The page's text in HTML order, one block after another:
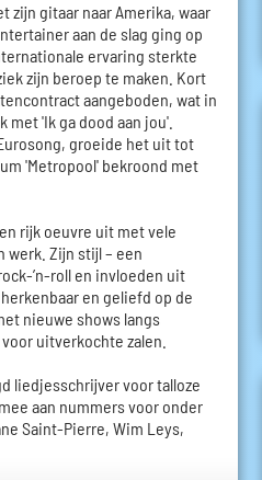
zijn gitaar naar Amerika, waar
aan de slag ging op
ervaring sterkte
zijn beroep te maken. Kort
aangeboden, wat in
met 'Ik ga dood aan jou'.
groeide het uit tot
'Metropool' bekroond met
rijk oeuvre uit met vele
werk. Zijn stijl – een
’n-roll en invloeden uit
en geliefd op de
nieuwe shows langs
uitverkochte zalen.
liedjesschrijver voor talloze
aan nummers voor onder
Saint-Pierre, Wim Leys,